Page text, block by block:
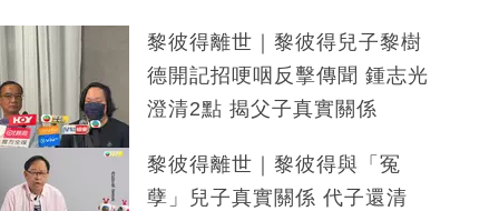
黎彼得離世｜黎彼得兒子黎樹
德開記招哽咽反擊傳聞 鍾志光
澄清2點 揭父子真實關係
黎彼得離世｜黎彼得與「冤
孽」兒子真實關係 代子還清